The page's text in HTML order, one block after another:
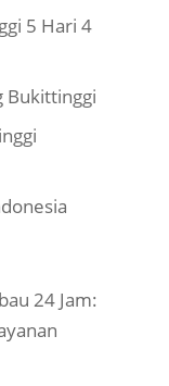
5 Hari 4
Bukittinggi
24 Jam: